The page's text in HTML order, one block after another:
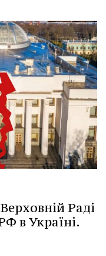
Раді
в Україні.